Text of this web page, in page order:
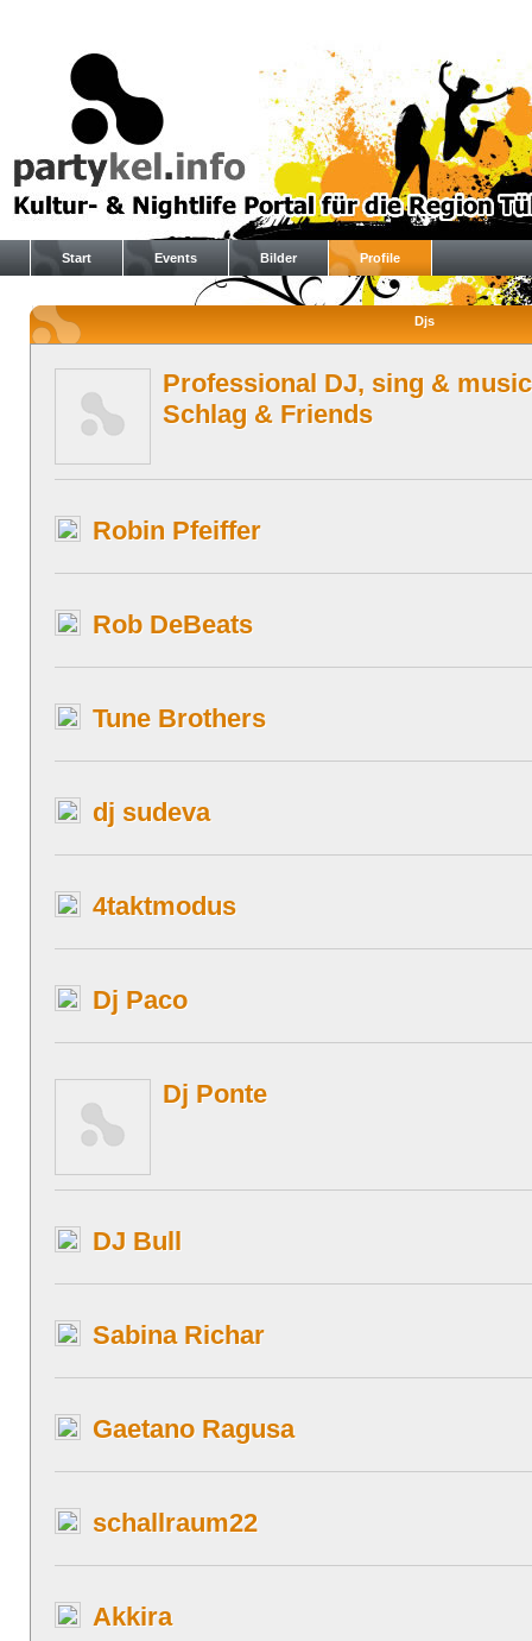
Start Events Bilder Profile
Djs
Professional DJ, sing &
Schlag & Friends
Robin Pfeiffer
Rob DeBeats
Tune Brothers
dj sudeva
4taktmodus
Dj Paco
Dj Ponte
DJ Bull
Sabina Richar
Gaetano Ragusa
schallraum22
Akkira